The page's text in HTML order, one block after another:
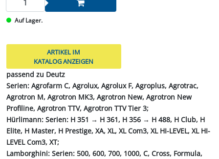
Auf Lager.
ARTIKEL IM
KATALOG ANZEIGEN
passend zu Deutz
Serien: Agrofarm C, Agrolux, Agrolux F, Agroplus, Agrotrac,
Agrotron M, Agrotron MK3, Agrotron New, Agrotron New
Profiline, Agrotron TTV, Agrotron TTV Tier 3;
Hürlimann: Serien: H 351 → H 361, H 356 → H 488, H Club, H
Elite, H Master, H Prestige, XA, XL, XL Com3, XL HI-LEVEL, XL HI-
LEVEL Com3, XT;
Lamborghini: Serien: 500, 600, 700, 1000, C, Cross, Formula,